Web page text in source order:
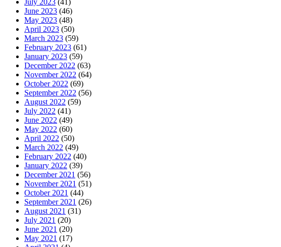
June 2023 (46)
May 2023 (48)
April 2023 (50)
March 2023 (59)
February 2023 (61)
January 2023 (59)
December 2022 (63)
November 2022 (64)
October 2022 (69)
September 2022 (56)
August 2022 (59)
July 2022 (41)
June 2022 (49)
May 2022 (60)
April 2022 (50)
March 2022 (49)
February 2022 (40)
January 2022 (39)
December 2021 (56)
November 2021 (51)
October 2021 (44)
September 2021 (26)
August 2021 (31)
July 2021 (20)
June 2021 (20)
May 2021 (17)